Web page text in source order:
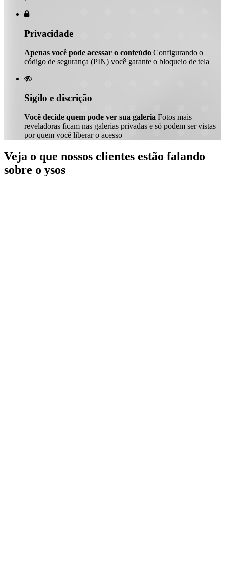

Privacidade
Apenas você pode acessar o conteúdo Configurando o
código de segurança (PIN) você garante o bloqueio de tela

Sigilo e discrição
Você decide quem pode ver sua galeria Fotos mais
reveladoras ficam nas galerias privadas e só podem ser vistas
por quem você liberar o acesso
Veja o que nossos clientes estão falando
sobre o ysos